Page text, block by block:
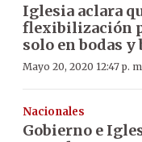
Iglesia aclara
flexibilización
solo en bodas y
Mayo 20, 2020 12:47 p.
Nacionales
Gobierno e